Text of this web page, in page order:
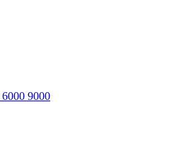
6000 9000